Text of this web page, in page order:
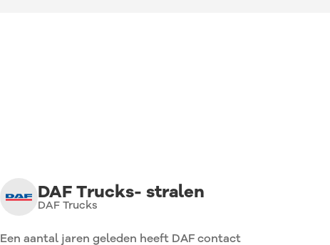
DAF Trucks- stralen
DAF Trucks
Een aantal jaren geleden heeft DAF contact